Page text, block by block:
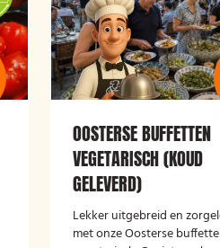
OOSTERSE BUFFETTEN
VEGETARISCH (KOUD
GELEVERD)
Lekker uitgebreid en
met onze Oosterse